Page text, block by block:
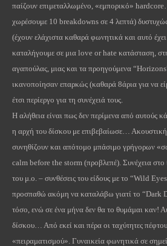
παίζουν επιμεταλλωμένο, «εμπορικό» hardcore
χωρέσουμε 10 breakdowns σε 4 λεπτά)
(έχουν ελάχιστα καθαρά φωνητικά και αυτό
καταλήγουμε σε μια love or hate κατάσταση,
αγαπούλας, μιας και τα προηγούμενα “Horizons
ικανοποίησαν επαρκώς (καθαρά 8άρια για να
έτσι περίεργο για τη συνέχειά τους.
Η αλήθεια είναι πως δεν περίμενα από αυτούς
η αρχή του δίσκου με επιβεβαίωσε…
συνηθίζουν και απότομο μπάσιμο γρήγορων
calm before the storm (προβλεπέ). Συνέχεια στο
του μ.ο. – συνθέσεις του είδους με τo “Wild Eyes
προσπαθώ ακόμη να καταλάβω γιατί το “Dark
τόσο, ενώ σε ένα μήνα δεν θα το θυμάμαι καν!
δίσκου… Από εκεί και πέρα οι ταχύτητες
«πειραματισμού». Γυναικεία φωνητικά σε